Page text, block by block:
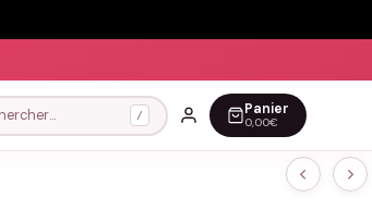
/ Panier
0,00€